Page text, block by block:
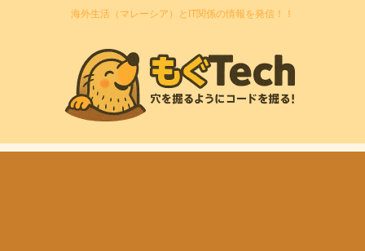
海外生活（マレーシア）とIT関係の情報を発信！！